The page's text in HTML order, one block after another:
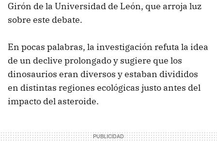
Girón de la Universidad de León, que arroja luz
sobre este debate.
En pocas palabras, la investigación refuta la idea
de un declive prolongado y sugiere que los
dinosaurios eran diversos y estaban divididos
en distintas regiones ecológicas justo antes del
impacto del asteroide.